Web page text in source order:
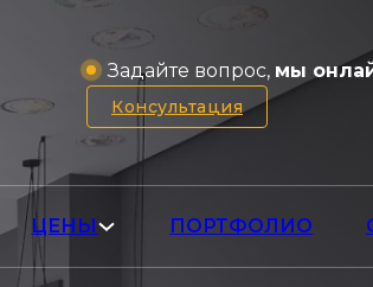
Задайте вопрос, мы
Консультация
ЦЕНЫ ПОРТФОЛИО